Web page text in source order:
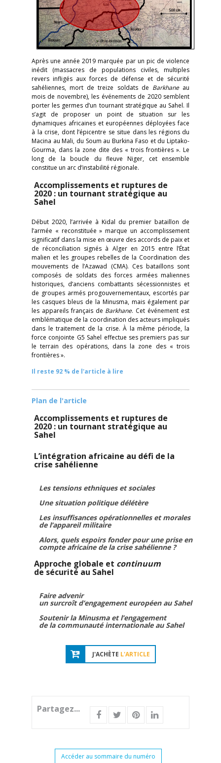
Après une année 2019 marquée par un pic de violence
inédit (massacres de populations civiles, multiples
revers infligés aux forces de défense et de sécurité
sahéliennes, mort de treize soldats de Barkhaneau
mois de novembre), les événements de 2020 semblent
porter les germes d’un tournant stratégique au Sahel. Il
s’agit de proposer un point de situation sur les
dynamiques africaines et européennes déployées face
à la crise, dont l’épicentre se situe dans les régions du
Macina au Mali, du Soum au Burkina Faso et du Liptako-
Gourma, dans la zone dite des « trois frontières ». Le
long de la boucle du fleuve Niger, cet ensemble
constitue un arc d’instabilité régionale.
Accomplissements et ruptures de
2020 : un tournant stratégique au
Sahel
Début 2020, l’arrivée à Kidal du premier bataillon de
l’armée « reconstituée » marque un accomplissement
significatif dans la mise en œuvre des accords de paix et
de réconciliation signés à Alger en 2015 entre l’État
malien et les groupes rebelles de la Coordination des
mouvements de l’Azawad (CMA). Ces bataillons sont
composés de soldats des forces armées maliennes
historiques, d’anciens combattants sécessionnistes et
de groupes armés progouvernementaux, escortés par
les casques bleus de la Minusma, mais également par
les appareils français de Barkhane. Cet événement est
emblématique de la coordination des acteurs impliqués
dans le traitement de la crise. À la même période, la
force conjointe G5 Sahel effectue ses premiers pas sur
le terrain des opérations, dans la zone des « trois
frontières ».
Il reste 92 % de l'article à lire
Plan de l'article
Accomplissements et ruptures de
2020 : un tournant stratégique au
Sahel
L’intégration africaine au défi de la
crise sahélienne
Les tensions ethniques et sociales
Une situation politique délétère
Les insuffisances opérationnelles et morales
de l’appareil militaire
Alors, quels espoirs fonder pour une prise en
compte africaine de la crise sahélienne ?
Approche globale et continuum
de sécurité au Sahel
Faire advenir
un surcroît d’engagement européen au Sahel
Soutenir la Minusma et l’engagement
de la communauté internationale au Sahel
J'ACHÈTE L'ARTICLE
Partagez...
Accéder au sommaire du numéro